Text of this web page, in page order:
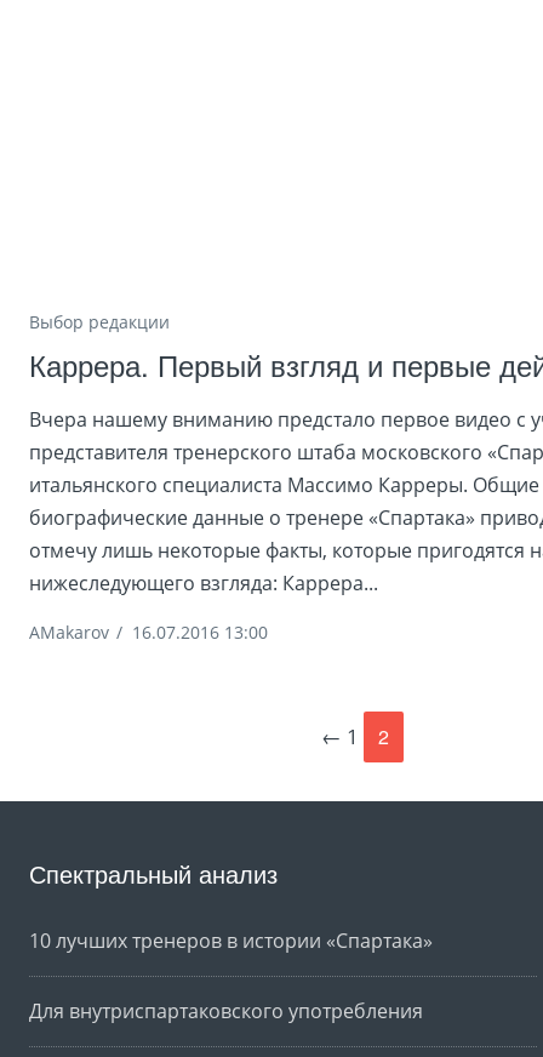
Выбор редакции
Каррера. Первый взгляд и первые
Вчера нашему вниманию предстало первое видео с
представителя тренерского штаба московского
итальянского специалиста Массимо Карреры. Общие
биографические данные о тренере «Спартака»
отмечу лишь некоторые факты, которые пригодятся
нижеследующего взгляда: Каррера...
AMakarov / 16.07.2016 13:00
← 1 2
Спектральный анализ
10 лучших тренеров в истории «Спартака»
Для внутриспартаковского употребления